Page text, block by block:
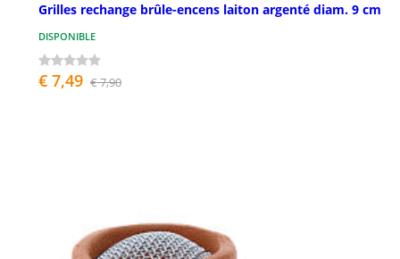
Grilles rechange brûle-encens laiton argenté diam. 9 cm
DISPONIBLE
€ 7,49 € 7,90